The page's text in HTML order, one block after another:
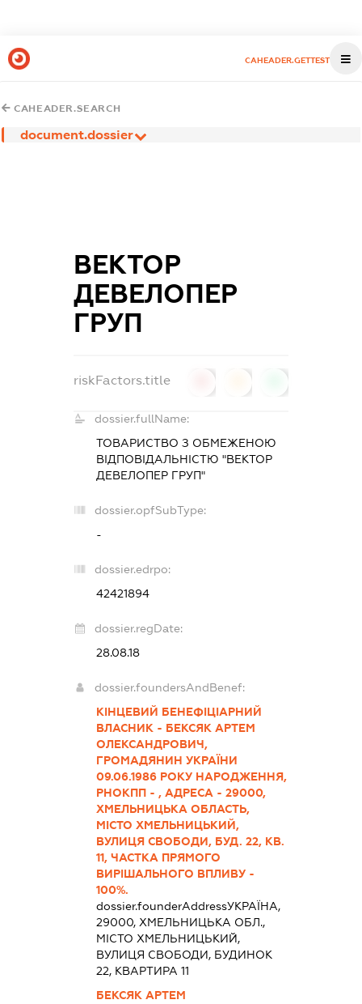
CAHEADER.GETTEST
CAHEADER.SEARCH
document.dossier
ВЕКТОР
ДЕВЕЛОПЕР
ГРУП
riskFactors.title
dossier.fullName:
ТОВАРИСТВО З ОБМЕЖЕНОЮ
ВІДПОВІДАЛЬНІСТЮ "ВЕКТОР
ДЕВЕЛОПЕР ГРУП"
dossier.opfSubType:
-
dossier.edrpo:
42421894
dossier.regDate:
28.08.18
dossier.foundersAndBenef:
КІНЦЕВИЙ БЕНЕФІЦІАРНИЙ
ВЛАСНИК - БЕКСЯК АРТЕМ
ОЛЕКСАНДРОВИЧ,
ГРОМАДЯНИН УКРАЇНИ
09.06.1986 РОКУ НАРОДЖЕННЯ,
РНОКПП - , АДРЕСА - 29000,
ХМЕЛЬНИЦЬКА ОБЛАСТЬ,
МІСТО ХМЕЛЬНИЦЬКИЙ,
ВУЛИЦЯ СВОБОДИ, БУД. 22, КВ.
11, ЧАСТКА ПРЯМОГО
ВИРІШАЛЬНОГО ВПЛИВУ -
100%.
dossier.founderAddressУКРАЇНА,
29000, ХМЕЛЬНИЦЬКА ОБЛ.,
МІСТО ХМЕЛЬНИЦЬКИЙ,
ВУЛИЦЯ СВОБОДИ, БУДИНОК
22, КВАРТИРА 11
БЕКСЯК АРТЕМ